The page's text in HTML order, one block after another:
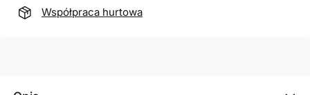
Współpraca hurtowa